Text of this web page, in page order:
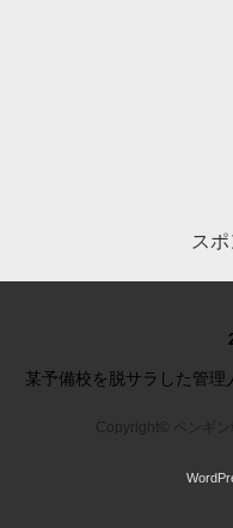
ス
某予備校を脱サラした管
Copyright© ペンギン